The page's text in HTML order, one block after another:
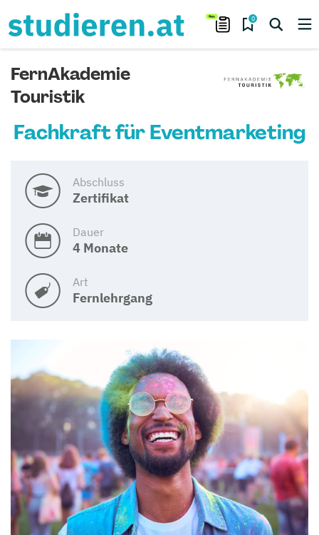
0
FernAkademie
Touristik
Fachkraft für Eventmarketing
Abschluss
Zertifikat
Dauer
4 Monate
Art
Fernlehrgang